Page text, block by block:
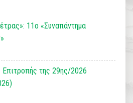
11ο «Συναπάντημα
της 29ης/2026